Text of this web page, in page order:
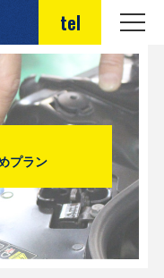
tel
プラン